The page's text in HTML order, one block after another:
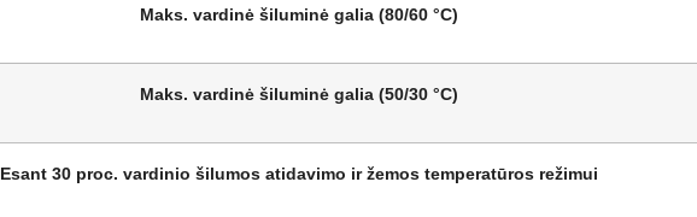
Maks. vardinė šiluminė galia (80/60 °C)
Maks. vardinė šiluminė galia (50/30 °C)
Esant 30 proc. vardinio šilumos atidavimo ir žemos temperatūros režimui